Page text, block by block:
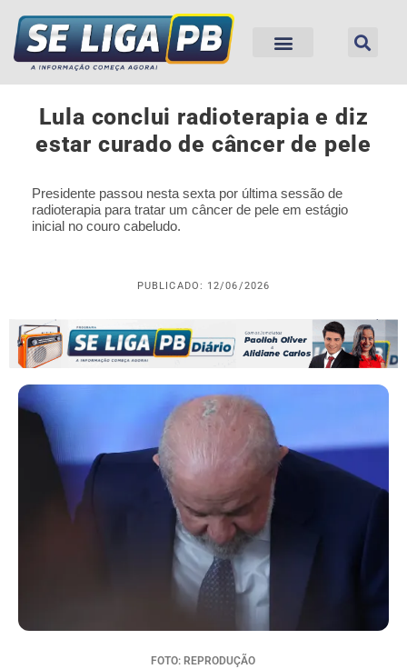
Lula conclui radioterapia e diz
estar curado de câncer de pele
Presidente passou nesta sexta por última sessão de
radioterapia para tratar um câncer de pele em estágio
inicial no couro cabeludo.
PUBLICADO: 12/06/2026
FOTO: REPRODUÇÃO